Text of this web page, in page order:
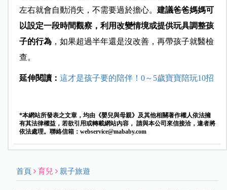
左右就會自動消失，不需要過於擔心。 建議爸爸媽媽可
以設定一段時間觀察，利用改變情境或提供玩具調整孩
子的行為，如果超過半年還是沒改善，再帶孩子就醫檢
查。
延伸閱讀： 這才是孩子要的陪伴！0～5歲寶寶陪玩10招
*本網站所發表之文章，均由《嬰兒與母親》及其他相關著作權人依法擁
有其法律權益，若欲引用或轉載網站內容， 請與本公司來信接洽，違者將
依法處理。聯絡信箱： webservice@mababy.com
首頁 育兒 親子旅遊